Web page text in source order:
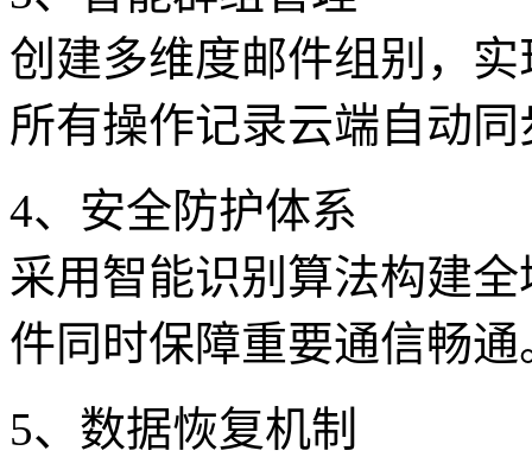
创建多维度邮件组别，
所有操作记录云端自动同
4、安全防护体系
采用智能识别算法构建
件同时保障重要通信畅通
5、数据恢复机制